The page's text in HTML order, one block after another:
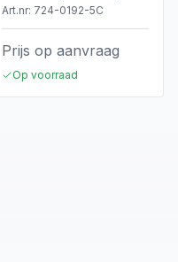
5x4A, 240/480W
Art.nr: 724-0192-5C
Prijs op aanvraag
Op voorraad